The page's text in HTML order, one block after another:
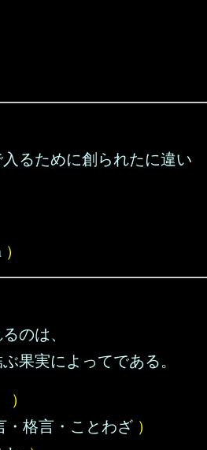
るために創られたに違い
）
のは、
果実によってである。
）
・格言・ことわざ ）